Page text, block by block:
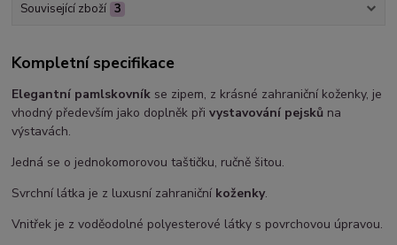
Související zboží 3
Kompletní specifikace
Elegantní pamlskovník se zipem, z krásné zahraniční koženky, je
vhodný především jako doplněk při vystavování pejsků na
výstavách.
Jedná se o jednokomorovou taštičku, ručně šitou.
Svrchní látka je z luxusní zahraničníkoženky.
Vnitřek je z voděodolné polyesterové látky s povrchovou úpravou.